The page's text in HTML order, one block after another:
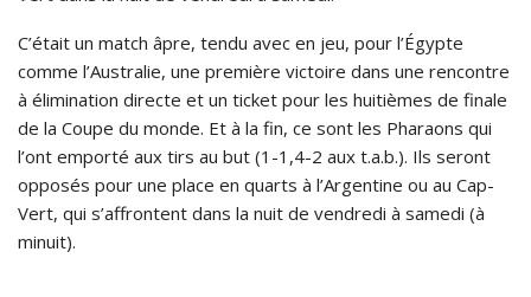
C’était un match âpre, tendu avec en jeu, pour l’Égypte
comme l’Australie, une première victoire dans une rencontre
à élimination directe et un ticket pour les huitièmes de finale
de la Coupe du monde. Et à la fin, ce sont les Pharaons qui
l’ont emporté aux tirs au but (1-1,4-2 aux t.a.b.). Ils seront
opposés pour une place en quarts à l’Argentine ou au Cap-
Vert, qui s’affrontent dans la nuit de vendredi à samedi (à
minuit).